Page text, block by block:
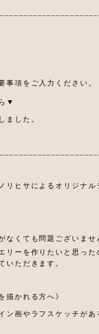
事項をご入力ください。
▼
ました。
リヒサによるオリジナル
なくても問題ございませ
リーを作りたいと思った
いただきます。
描かれる方へ》
ン画やラフスケッチが